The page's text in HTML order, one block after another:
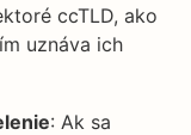
ccTLD, ako
uznáva ich
: Ak sa